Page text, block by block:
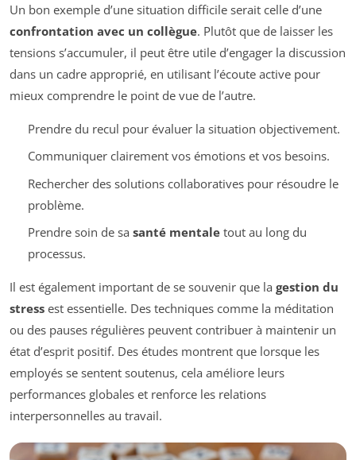
Un bon exemple d’une situation difficile serait celle d’une
confrontation avec un collègue. Plutôt que de laisser les
tensions s’accumuler, il peut être utile d’engager la discussion
dans un cadre approprié, en utilisant l’écoute active pour
mieux comprendre le point de vue de l’autre.
Prendre du recul pour évaluer la situation objectivement.
Communiquer clairement vos émotions et vos besoins.
Rechercher des solutions collaboratives pour résoudre le
problème.
Prendre soin de sa santé mentaletout au long du
processus.
Il est également important de se souvenir que la gestion du
stress est essentielle. Des techniques comme la méditation
ou des pauses régulières peuvent contribuer à maintenir un
état d’esprit positif. Des études montrent que lorsque les
employés se sentent soutenus, cela améliore leurs
performances globales et renforce les relations
interpersonnelles au travail.